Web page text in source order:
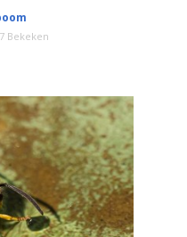
Bekeken